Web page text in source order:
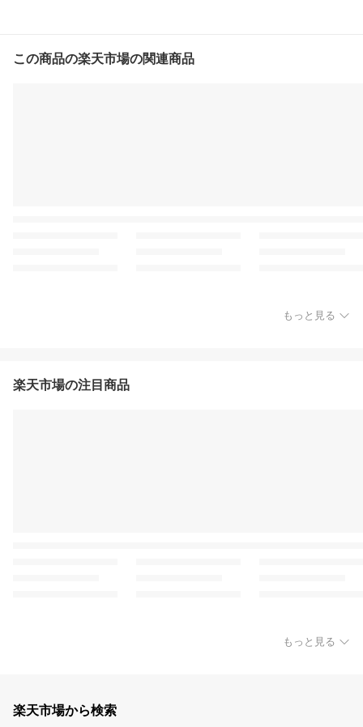
この商品の楽天市場の関連商品
もっと見る
楽天市場の注目商品
もっと見る
楽天市場から検索